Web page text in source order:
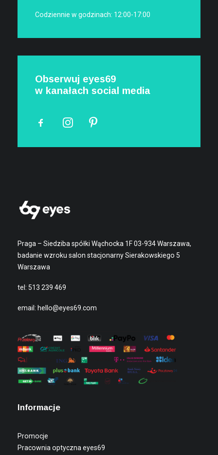
Codziennie w godzinach: 12:00-17:00
Obserwuj eyes69
w kanałach social media
Praga – Siedziba spółki Wąchocka 1F 03-934 Warszawa,
badanie wzroku salon stacjonarny Sierakowskiego 5
Warszawa
tel: 513 239 469
email: hello@eyes69.com
Informacje
Promocje
Pracownia optyczna eyes69